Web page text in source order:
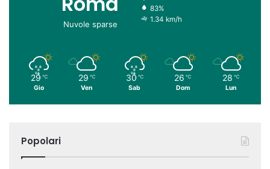
Nuvole sparse
83%
1.34 km/h
29 ℃
Gio
29 ℃
Ven
30 ℃
Sab
26 ℃
Dom
28 ℃
Lun
Popolari